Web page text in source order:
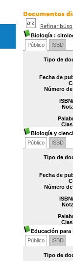
Documentos
Refinar
Biología :
Público
ISBD
Tipo de
Fecha de
Número
Biología y
Público
ISBD
Tipo de
Fecha de
Número
Educación para
Público
ISBD
Tipo de